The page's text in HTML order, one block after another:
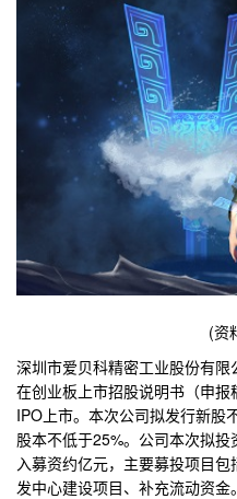
(资
深圳市爱贝科精密工业股份有
在创业板上市招股说明书（申
IPO上市。本次公司拟发行新股
股本不低于25%。公司本次拟
入募资约亿元，主要募投项目
发中心建设项目、补充流动资金。